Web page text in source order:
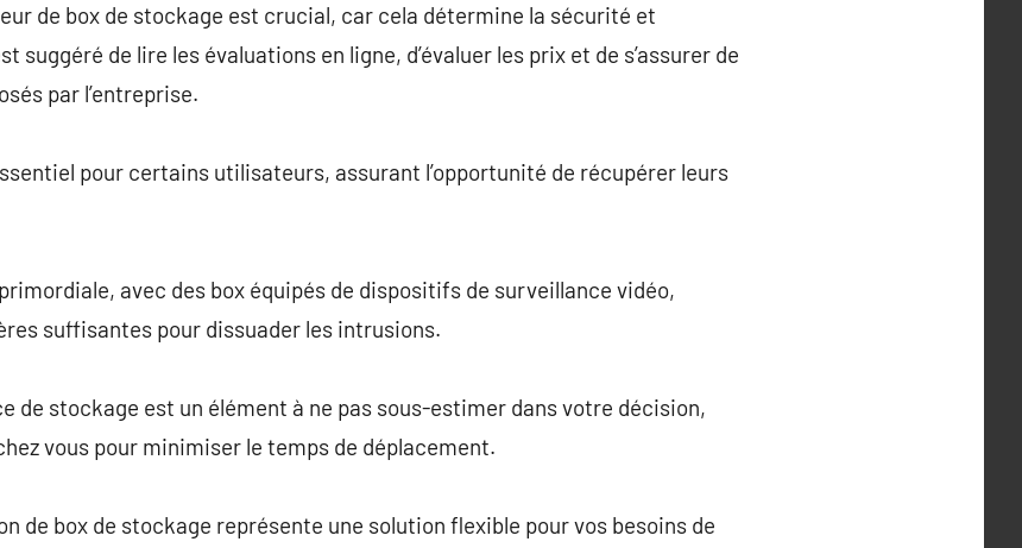
de box de stockage est crucial, car cela détermine la sécurité et
suggéré de lire les évaluations en ligne, d’évaluer les prix et de s’assurer de
par l’entreprise.
pour certains utilisateurs, assurant l’opportunité de récupérer leurs
avec des box équipés de dispositifs de surveillance vidéo,
suffisantes pour dissuader les intrusions.
de stockage est un élément à ne pas sous-estimer dans votre décision,
vous pour minimiser le temps de déplacement.
de box de stockage représente une solution flexible pour vos besoins de